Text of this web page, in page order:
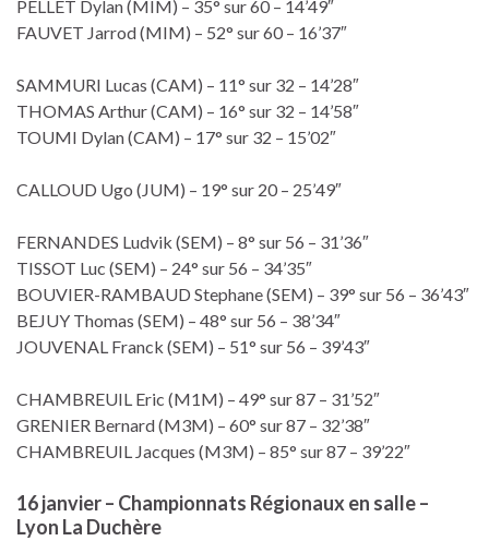
PELLET Dylan (MIM) – 35° sur 60 – 14’49″
FAUVET Jarrod (MIM) – 52° sur 60 – 16’37″
SAMMURI Lucas (CAM) – 11° sur 32 – 14’28″
THOMAS Arthur (CAM) – 16° sur 32 – 14’58″
TOUMI Dylan (CAM) – 17° sur 32 – 15’02″
CALLOUD Ugo (JUM) – 19° sur 20 – 25’49″
FERNANDES Ludvik (SEM) – 8° sur 56 – 31’36″
TISSOT Luc (SEM) – 24° sur 56 – 34’35″
BOUVIER-RAMBAUD Stephane (SEM) – 39° sur 56 – 36’43″
BEJUY Thomas (SEM) – 48° sur 56 – 38’34″
JOUVENAL Franck (SEM) – 51° sur 56 – 39’43″
CHAMBREUIL Eric (M1M) – 49° sur 87 – 31’52″
GRENIER Bernard (M3M) – 60° sur 87 – 32’38″
CHAMBREUIL Jacques (M3M) – 85° sur 87 – 39’22″
16 janvier – Championnats Régionaux en salle –
Lyon La Duchère